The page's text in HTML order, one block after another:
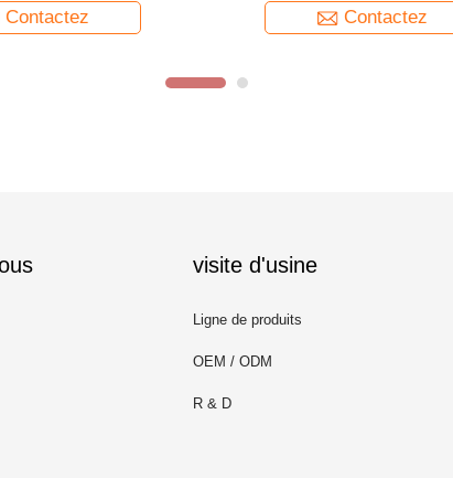
Contactez Contactez
visite d'usine
Ligne de produits
OEM / ODM
R & D